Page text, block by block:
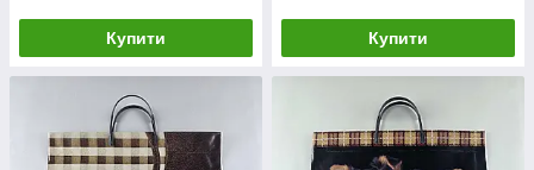
Купити Купити